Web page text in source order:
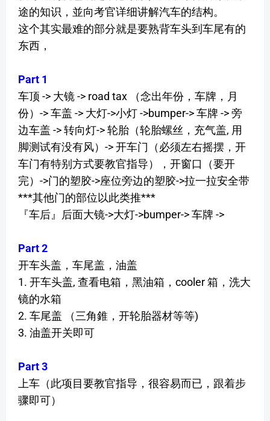
途的知识，並向考官详细讲解汽车的结构。
这个其实最难的部分就是要熟背车头到车尾有的
东西，
Part 1
车顶 -> 大镜 -> road tax （念出年份，车牌，月
份）-> 车盖 -> 大灯->小灯 ->bumper-> 车牌 -> 旁
边车盖 -> 转向灯-> 轮胎（轮胎螺丝，充气盖, 用
脚测试有没有风）-> 开车门（必须左右摇摆，开
车门有特别方式要教官指导），开窗口（要开
完）->门的塑胶->座位旁边的塑胶->拉一拉安全带
***其他门的部位以此类推***
『车后』后面大镜->大灯->bumper-> 车牌 ->
Part 2
开车头盖，车尾盖，油盖
1. 开车头盖, 查看电箱，黑油箱，cooler 箱，洗大
镜的水箱
2. 车尾盖 （三角錐，开轮胎器材等等)
3. 油盖开关即可
Part 3
上车（此项目要教官指导，很容易而已，跟着步
骤即可）